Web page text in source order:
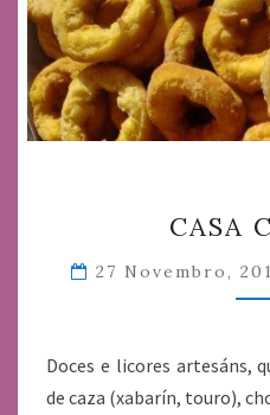
CASA
27 Novembro,
Doces e licores artesáns,
de caza (xabarín, touro),